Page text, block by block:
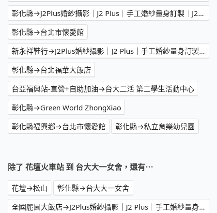
彰化縣→J2Plus婚紗攝影｜J2 Plus｜手工婚紗量身訂製｜J2 婚紗｜台北婚紗推薦｜台北禮服單租｜新娘秘書｜台北婚攝｜台北閨蜜寫真｜台北親子寫真｜台北寵物婚紗｜台北大尺碼婚紗｜台北孕婦寫真｜台北同性婚紗｜
彰化縣→台北市懷愛館
新永祥鞋行→J2Plus婚紗攝影｜J2 Plus｜手工婚紗量身訂製｜J2 婚紗｜台北婚紗推薦｜台北禮服單租｜新娘秘書｜台北婚攝｜台北閨蜜寫真｜台北親子寫真｜台北寵物婚紗｜台北大尺碼婚紗｜台北孕婦寫真｜台北同性婚紗｜
彰化縣→台北福華大飯店
台亞福興站-直營+自助加油→台大二活 第二學生活動中心
彰化縣→Green World ZhongXiao
彰化縣福興鄉→台北市懷愛館
彰化縣→私立育樂幼兒園
除了 花壇火車站 到 台大大一女舍，還有⋯
花壇→松山
彰化縣→台大大一女舍
全國麗園大飯店→J2Plus婚紗攝影｜J2 Plus｜手工婚紗量身訂製｜J2 婚紗｜台北婚紗推薦｜台北禮服單租｜新娘秘書｜台北婚攝｜台北閨蜜寫真｜台北親子寫真｜台北寵物婚紗｜台北大尺碼婚紗｜台北孕婦寫真｜台北同性婚紗｜